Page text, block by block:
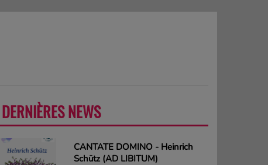
DERNIÈRES NEWS
CANTATE DOMINO - Heinrich
Schütz (AD LIBITUM)